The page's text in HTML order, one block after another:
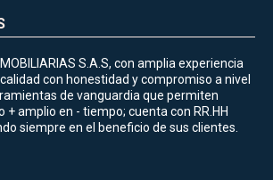
S.A.S, con amplia experiencia
con honestidad y compromiso a nivel
de vanguardia que permiten
+ amplio en - tiempo; cuenta con RR.HH
siempre en el beneficio de sus clientes.